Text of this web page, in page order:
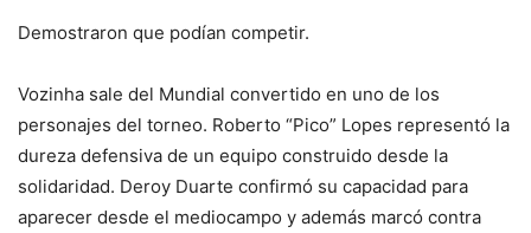
Demostraron que podían competir.
Vozinha sale del Mundial convertido en uno de los
personajes del torneo. Roberto “Pico” Lopes representó la
dureza defensiva de un equipo construido desde la
solidaridad. Deroy Duarte confirmó su capacidad para
aparecer desde el mediocampo y además marcó contra